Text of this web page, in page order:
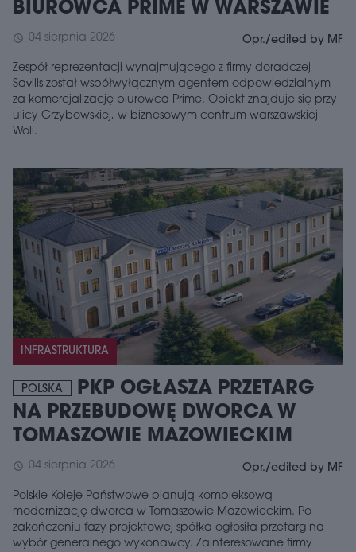
BIUROWCA PRIME W WARSZAWIE
schedule 04 sierpnia 2026 Opr./edited by MF
Zespół reprezentacji wynajmującego z firmy doradczej
Savills został współwyłącznym agentem odpowiedzialnym
za komercjalizację biurowca Prime. Obiekt znajduje się przy
ulicy Grzybowskiej, w biznesowym centrum warszawskiej
Woli.
INFRASTRUKTURA
POLSKA
PKP OGŁASZA PRZETARG
NA PRZEBUDOWĘ DWORCA W
TOMASZOWIE MAZOWIECKIM
schedule 04 sierpnia 2026 Opr./edited by MF
Polskie Koleje Państwowe planują kompleksową
modernizację dworca w Tomaszowie Mazowieckim. Po
zakończeniu fazy projektowej spółka ogłosiła przetarg na
wybór generalnego wykonawcy. Zainteresowane firmy